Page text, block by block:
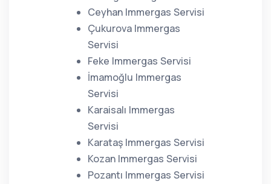
Ceyhan Immergas Servisi
Çukurova Immergas
Servisi
Feke Immergas Servisi
İmamoğlu Immergas
Servisi
Karaisalı Immergas
Servisi
Karataş Immergas Servisi
Kozan Immergas Servisi
Pozantı Immergas Servisi